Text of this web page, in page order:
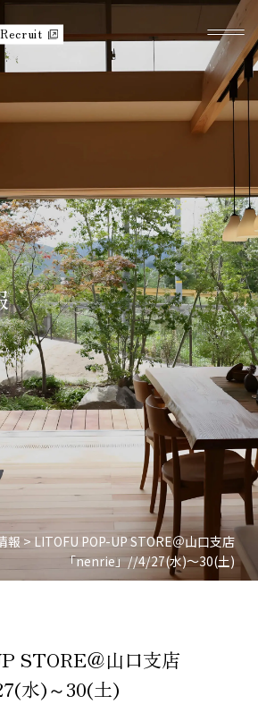
Recruit
報 > LITOFU POP-UP STORE＠山口支店
「nenrie」//4/27(水)～30(土)
STORE＠山口支店
水)～30(土)